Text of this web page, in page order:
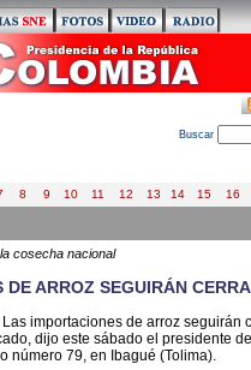
Buscar
8 9 10 11 12 13 14 15 16
cosecha nacional
DE ARROZ SEGUIRÁN
Las importaciones de arroz
dijo este sábado el presidente
número 79, en Ibagué (Tolima).